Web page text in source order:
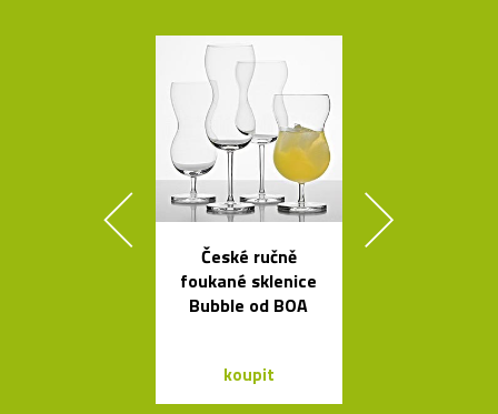
České ručně
foukané sklenice
Bubble od BOA
koupit